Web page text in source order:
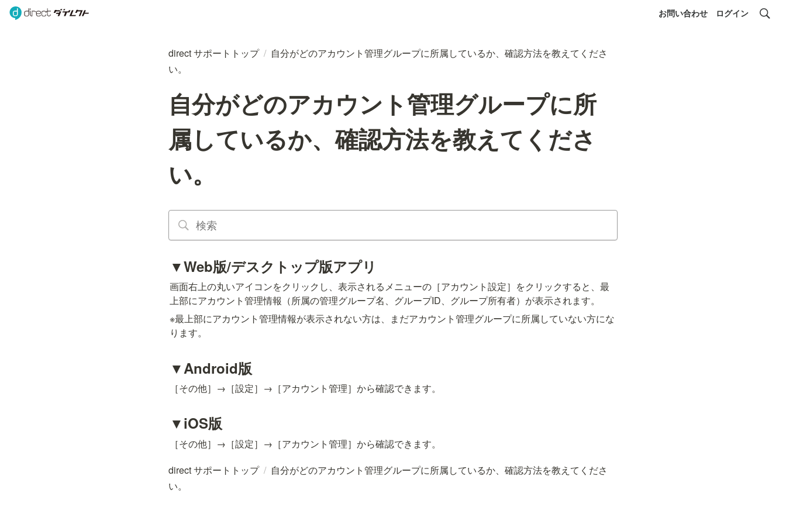
お問い合わせ ログイン
direct サポートトップ / 自分がどのアカウント管理グループに所属しているか、確認方法を教えてくださ
い。
自分がどのアカウント管理グループに所
属しているか、確認方法を教えてくださ
い。
▼Web版/デスクトップ版アプリ
画面右上の丸いアイコンをクリックし、表示されるメニューの［アカウント設定］をクリックすると、最
上部にアカウント管理情報（所属の管理グループ名、グループID、グループ所有者）が表示されます。
※最上部にアカウント管理情報が表示されない方は、まだアカウント管理グループに所属していない方にな
ります。
▼Android版
［その他］→［設定］→［アカウント管理］から確認できます。
▼iOS版
［その他］→［設定］→［アカウント管理］から確認できます。
direct サポートトップ / 自分がどのアカウント管理グループに所属しているか、確認方法を教えてくださ
い。